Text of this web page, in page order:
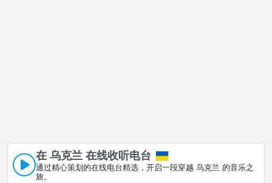
在 乌克兰 在线收听电台
通过精心策划的在线电台精选，开启一段穿越 乌克兰 的音乐之
旅。